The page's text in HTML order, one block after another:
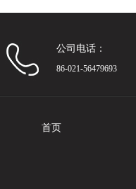
公司电话：
86-021-56479693
首页